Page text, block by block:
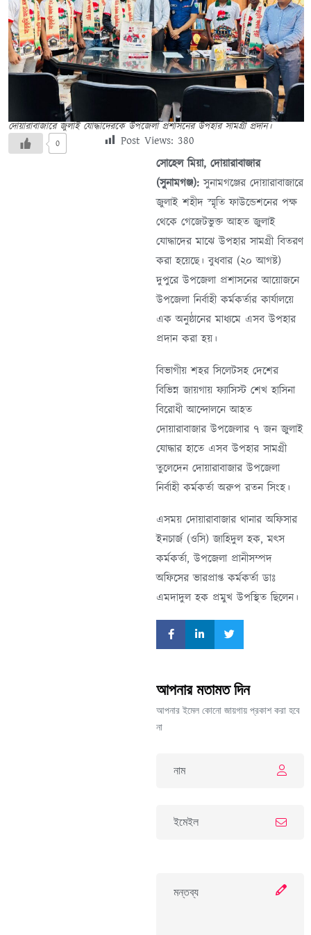
দোয়ারাবাজারে জুলাই যোদ্ধাদেরকে উপজেলা প্রশাসনের উপহার সামগ্রী প্রদান।
0 Post Views: 380
সোহেল মিয়া, দোয়ারাবাজার
(সুনামগঞ্জ):সুনামগঞ্জের দোয়ারাবাজারে
জুলাই শহীদ স্মৃতি ফাউন্ডেশনের পক্ষ
থেকে গেজেটভুক্ত আহত জুলাই
যোদ্ধাদের মাঝে উপহার সামগ্রী বিতরণ
করা হয়েছে। বুধবার (২০ আগষ্ট)
দুপুরে উপজেলা প্রশাসনের আয়োজনে
উপজেলা নির্বাহী কর্মকর্তার কার্যালয়ে
এক অনুষ্ঠানের মাধ্যমে এসব উপহার
প্রদান করা হয়।
বিভাগীয় শহর সিলেটসহ দেশের
বিভিন্ন জায়গায় ফ্যাসিস্ট শেখ হাসিনা
বিরোধী আন্দোলনে আহত
দোয়ারাবাজার উপজেলার ৭ জন জুলাই
যোদ্ধার হাতে এসব উপহার সামগ্রী
তুলেদেন দোয়ারাবাজার উপজেলা
নির্বাহী কর্মকর্তা অরুপ রতন সিংহ।
এসময় দোয়ারাবাজার থানার অফিসার
ইনচার্জ (ওসি) জাহিদুল হক, মৎস
কর্মকর্তা, উপজেলা প্রানীসম্পদ
অফিসের ভারপ্রাপ্ত কর্মকর্তা ডাঃ
এমদাদুল হক প্রমুখ উপস্থিত ছিলেন।
আপনার মতামত দিন
আপনার ইমেল কোনো জায়গায় প্রকাশ করা হবে
না